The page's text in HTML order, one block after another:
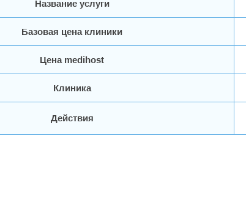
Название услуги
Базовая цена клиники
Цена medihost
Клиника
Действия